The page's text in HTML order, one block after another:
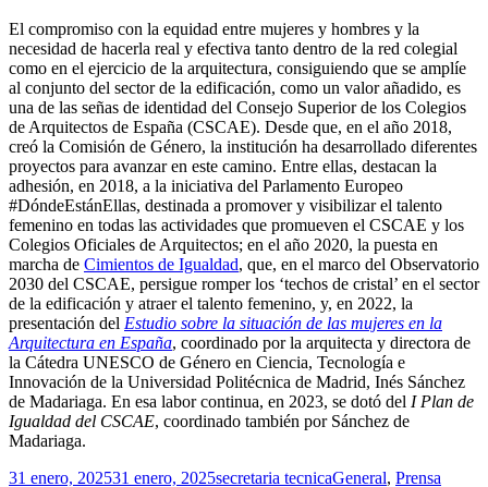
El compromiso con la equidad entre mujeres y hombres y la
necesidad de hacerla real y efectiva tanto dentro de la red colegial
como en el ejercicio de la arquitectura, consiguiendo que se amplíe
al conjunto del sector de la edificación, como un valor añadido, es
una de las señas de identidad del Consejo Superior de los Colegios
de Arquitectos de España (CSCAE). Desde que, en el año 2018,
creó la Comisión de Género, la institución ha desarrollado diferentes
proyectos para avanzar en este camino. Entre ellas, destacan la
adhesión, en 2018, a la iniciativa del Parlamento Europeo
#DóndeEstánEllas, destinada a promover y visibilizar el talento
femenino en todas las actividades que promueven el CSCAE y los
Colegios Oficiales de Arquitectos; en el año 2020, la puesta en
marcha de Cimientos de Igualdad, que, en el marco del Observatorio
2030 del CSCAE, persigue romper los ‘techos de cristal’ en el sector
de la edificación y atraer el talento femenino, y, en 2022, la
presentación del Estudio sobre la situación de las mujeres en la
Arquitectura en España, coordinado por la arquitecta y directora de
la Cátedra UNESCO de Género en Ciencia, Tecnología e
Innovación de la Universidad Politécnica de Madrid, Inés Sánchez
de Madariaga. En esa labor continua, en 2023, se dotó del I Plan de
Igualdad del CSCAE, coordinado también por Sánchez de
Madariaga.
Publicado
31 enero, 202531 enero, 2025Autor
secretaria tecnicaCategorías
General, Prensa